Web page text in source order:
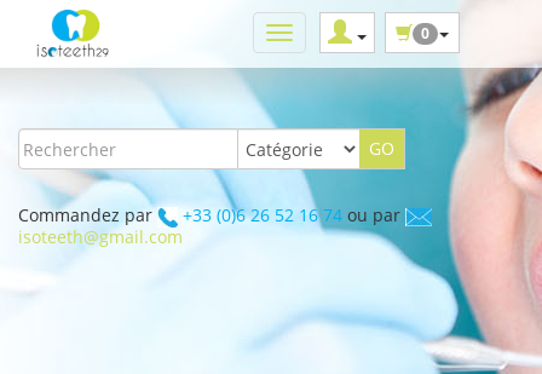
0
Commandez par +33 (0)6 26 52 16 74 ou par
isoteeth@gmail.com